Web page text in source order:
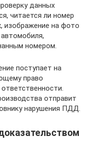
данных
читается ли номер
изображение на фото
номером.
поступает на
право
отправит
нарушения ПДД.